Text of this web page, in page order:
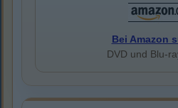
Bei Amazon
DVD und Blu-